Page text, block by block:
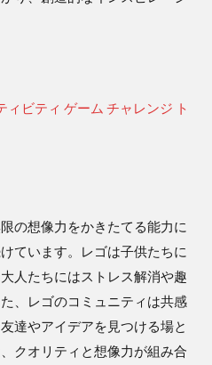
ビティ ゲーム チャレンジ ト
の想像力をかきたてる能力に
ています。レゴは子供たちに
人たちにはストレス解消や趣
、レゴのコミュニティは共感
達やアイデアを見つける場と
クオリティと想像力が組み合